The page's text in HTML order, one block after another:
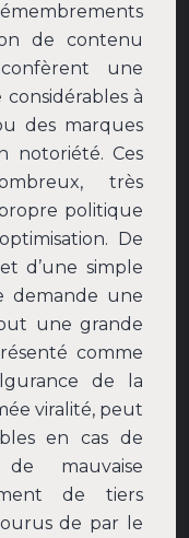
de contenu
une
à
des marques
notoriété. Ces
très
politique
De
d’une simple
demande une
une grande
comme
de la
viralité, peut
en cas de
mauvaise
de tiers
de par le